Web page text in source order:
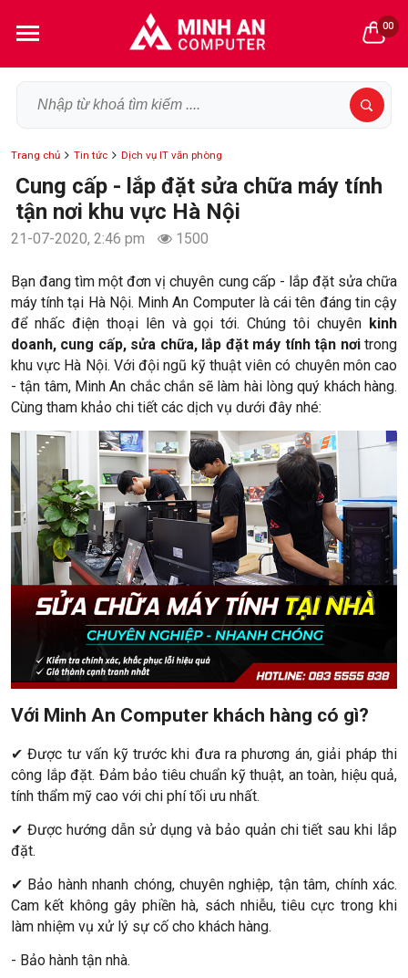
00
Trang chủ Tin tức Dịch vụ IT văn phòng
Cung cấp - lắp đặt sửa chữa máy tính
tận nơi khu vực Hà Nội
21-07-2020, 2:46 pm 1500
Bạn đang tìm một đơn vị chuyên cung cấp - lắp đặt sửa chữa
máy tính tại Hà Nội. Minh An Computer là cái tên đáng tin cậy
để nhấc điện thoại lên và gọi tới. Chúng tôi chuyên kinh
doanh, cung cấp, sửa chữa, lắp đặt máy tính tận nơitrong
khu vực Hà Nội. Với đội ngũ kỹ thuật viên có chuyên môn cao
- tận tâm, Minh An chắc chắn sẽ làm hài lòng quý khách hàng.
Cùng tham khảo chi tiết các dịch vụ dưới đây nhé:
Với Minh An Computer khách hàng có gì?
✔ Được tư vấn kỹ trước khi đưa ra phương án, giải pháp thi
công lắp đặt. Đảm bảo tiêu chuẩn kỹ thuật, an toàn, hiệu quả,
tính thẩm mỹ cao với chi phí tối ưu nhất.
✔ Được hướng dẫn sử dụng và bảo quản chi tiết sau khi lắp
đặt.
✔ Bảo hành nhanh chóng, chuyên nghiệp, tận tâm, chính xác.
Cam kết không gây phiền hà, sách nhiễu, tiêu cực trong khi
làm nhiệm vụ xử lý sự cố cho khách hàng.
- Bảo hành tận nhà.